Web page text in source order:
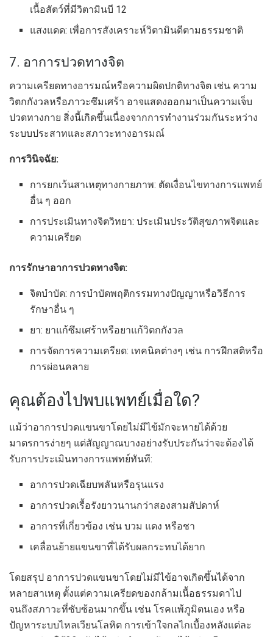
เนื้อสัตว์ที่มีวิตามินบี 12
แสงแดด: เพื่อการสังเคราะห์วิตามินดีตามธรรมชาติ
7. อาการปวดทางจิต
ความเครียดทางอารมณ์หรือความผิดปกติทางจิต เช่น ความ
วิตกกังวลหรือภาวะซึมเศร้า อาจแสดงออกมาเป็นความเจ็บ
ปวดทางกาย สิ่งนี้เกิดขึ้นเนื่องจากการทำงานร่วมกันระหว่าง
ระบบประสาทและสภาวะทางอารมณ์
การวินิจฉัย:
การยกเว้นสาเหตุทางกายภาพ: ตัดเงื่อนไขทางการแพทย์
อื่น ๆ ออก
การประเมินทางจิตวิทยา: ประเมินประวัติสุขภาพจิตและ
ความเครียด
การรักษาอาการปวดทางจิต:
จิตบำบัด: การบำบัดพฤติกรรมทางปัญญาหรือวิธีการ
รักษาอื่น ๆ
ยา: ยาแก้ซึมเศร้าหรือยาแก้วิตกกังวล
การจัดการความเครียด: เทคนิคต่างๆ เช่น การฝึกสติหรือ
การผ่อนคลาย
คุณต้องไปพบแพทย์เมื่อใด?
แม้ว่าอาการปวดแขนขาโดยไม่มีไข้มักจะหายได้ด้วย
มาตรการง่ายๆ แต่สัญญาณบางอย่างรับประกันว่าจะต้องได้
รับการประเมินทางการแพทย์ทันที:
อาการปวดเฉียบพลันหรือรุนแรง
อาการปวดเรื้อรังยาวนานกว่าสองสามสัปดาห์
อาการที่เกี่ยวข้อง เช่น บวม แดง หรือชา
เคลื่อนย้ายแขนขาที่ได้รับผลกระทบได้ยาก
โดยสรุป อาการปวดแขนขาโดยไม่มีไข้อาจเกิดขึ้นได้จาก
หลายสาเหตุ ตั้งแต่ความเครียดของกล้ามเนื้อธรรมดาไป
จนถึงสภาวะที่ซับซ้อนมากขึ้น เช่น โรคแพ้ภูมิตนเอง หรือ
ปัญหาระบบไหลเวียนโลหิต การเข้าใจกลไกเบื้องหลังแต่ละ